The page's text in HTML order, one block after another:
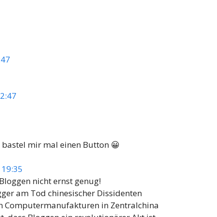
mir mal einen Button 😀
nicht ernst genug!
am Tod chinesischer Dissidenten
Computermanufakturen in Zentralchina